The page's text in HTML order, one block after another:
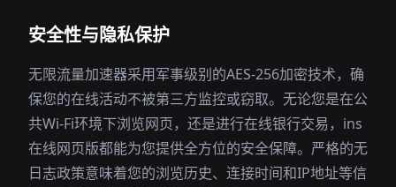
安全性与隐私保护
无限流量加速器采用军事级别的AES-256加密技术，确
保您的在线活动不被第三方监控或窃取。无论您是在公
共Wi-Fi环境下浏览网页，还是进行在线银行交易，ins
在线网页版都能为您提供全方位的安全保障。严格的无
日志政策意味着您的浏览历史、连接时间和IP地址等信